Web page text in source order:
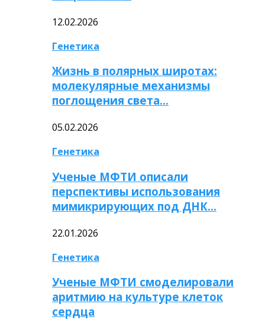
12.02.2026
Генетика
Жизнь в полярных широтах:
молекулярные механизмы
поглощения света…
05.02.2026
Генетика
Ученые МФТИ описали
перспективы использования
мимикрирующих под ДНК…
22.01.2026
Генетика
Ученые МФТИ смоделировали
аритмию на культуре клеток
сердца